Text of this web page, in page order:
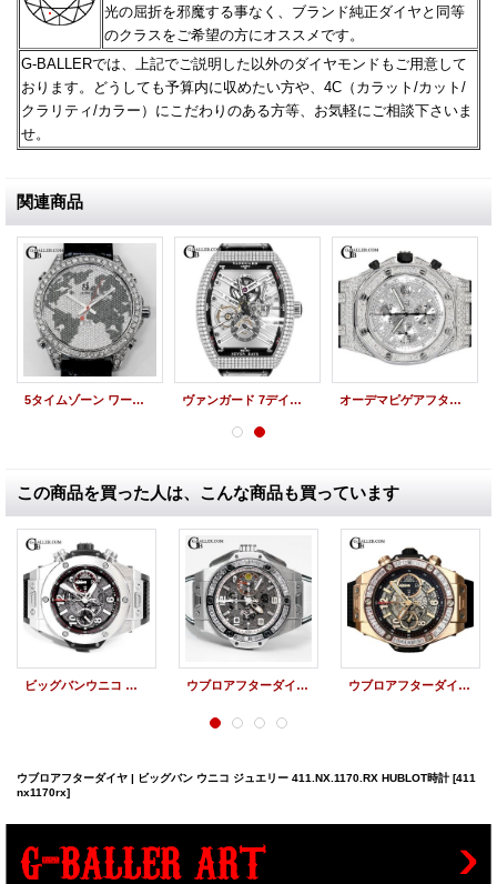
光の屈折を邪魔する事なく、ブランド純正ダイヤと同等
のクラスをご希望の方にオススメです。
G-BALLERでは、上記でご説明した以外のダイヤモンドもご用意して
おります。どうしても予算内に収めたい方や、 4C（カラット/カット/
クラリティ/カラー）にこだわりのある方等、お気軽にご相談下さいま
せ。
関連商品
5タイムゾーン ワールドマップ アフターダイヤ JACOB&COフルダイヤ ヴァンガード 7デイズ パワーリザーブスケルトン ダイヤモンド SS オーデマピゲアフターダイヤ ロイヤルオークオフショアクロノ 全面ダイヤモンド
この商品を買った人は、こんな商品も買っています
ビッグバンウニコ チタニウム 411.NX.1170.RX HUBLOT ウブロアフターダイヤ | ビッグバン フェラーリカリフォルニア30 ジャッポーネ HUBLOT時計 ウブロアフターダイヤ | ビッグバン ウニコ キングゴールド バゲットダイヤ 411.OX.1180.RX HUBLOT時計
ウブロアフターダイヤ | ビッグバン ウニコ ジュエリー 411.NX.1170.RX HUBLOT時計 [411
nx1170rx]